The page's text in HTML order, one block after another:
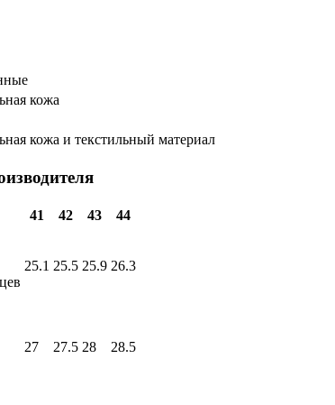
кожа
кожа и текстильный материал
41 42 43 44
25.1 25.5 25.9 26.3
27 27.5 28 28.5